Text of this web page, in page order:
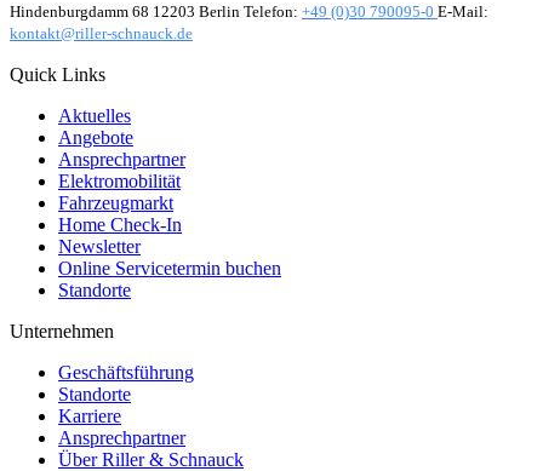
Hindenburgdamm 68 12203 Berlin Telefon: +49 (0)30 790095-0 E-Mail:
kontakt@riller-schnauck.de
Quick Links
Aktuelles
Angebote
Ansprechpartner
Elektromobilität
Fahrzeugmarkt
Home Check-In
Newsletter
Online Servicetermin buchen
Standorte
Unternehmen
Geschäftsführung
Standorte
Karriere
Ansprechpartner
Über Riller & Schnauck